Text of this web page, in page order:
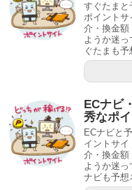
すぐたまと
ポイントサ
介・換金額
ようか迷
ぐたまも予
ECナビ
秀なポ
ECナビと
イントサ
介・換金額
ようか迷
ナビも予想